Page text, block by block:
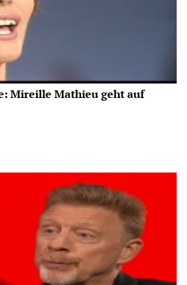
Mireille Mathieu geht auf